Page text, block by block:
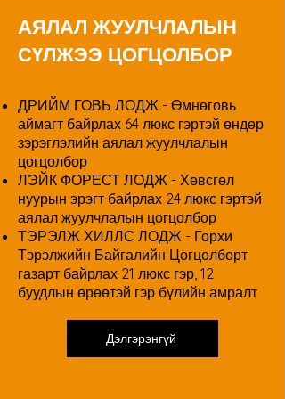
АЯЛАЛ ЖУУЛЧЛАЛЫН
СҮЛЖЭЭ ЦОГЦОЛБОР
ДРИЙМ ГОВЬ ЛОДЖ - Өмнөговь
аймагт байрлах 64 люкс гэртэй өндөр
зэрэглэлийн аялал жуулчлалын
цогцолбор
ЛЭЙК ФОРЕСТ ЛОДЖ - Хөвсгөл
нуурын эрэгт байрлах 24 люкс гэртэй
аялал жуулчлалын цогцолбор
ТЭРЭЛЖ ХИЛЛС ЛОДЖ - Горхи
Тэрэлжийн Байгалийн Цогцолборт
газарт байрлах 21 люкс гэр, 12
буудлын өрөөтэй гэр бүлийн амралт
Дэлгэрэнгүй